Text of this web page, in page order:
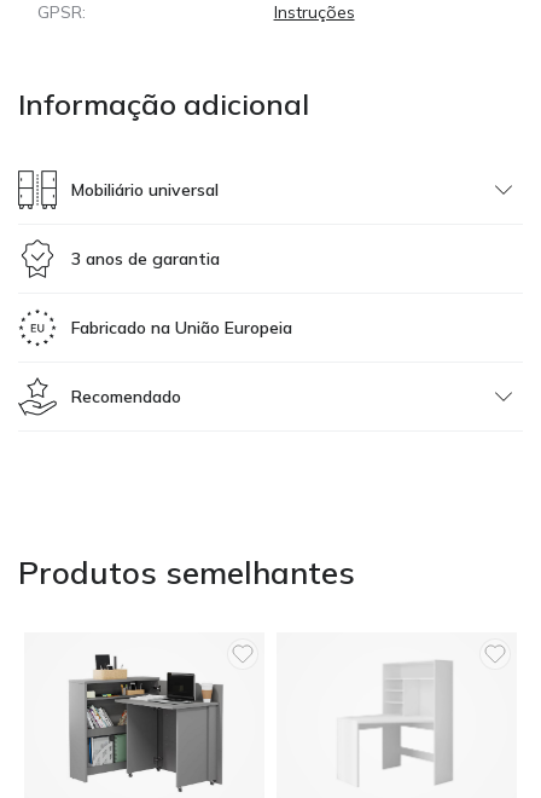
GPSR: Instruções
Informação adicional
Mobiliário universal
3 anos de garantia
Fabricado na União Europeia
Recomendado
Produtos semelhantes